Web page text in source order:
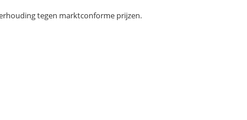
tegen marktconforme prijzen.